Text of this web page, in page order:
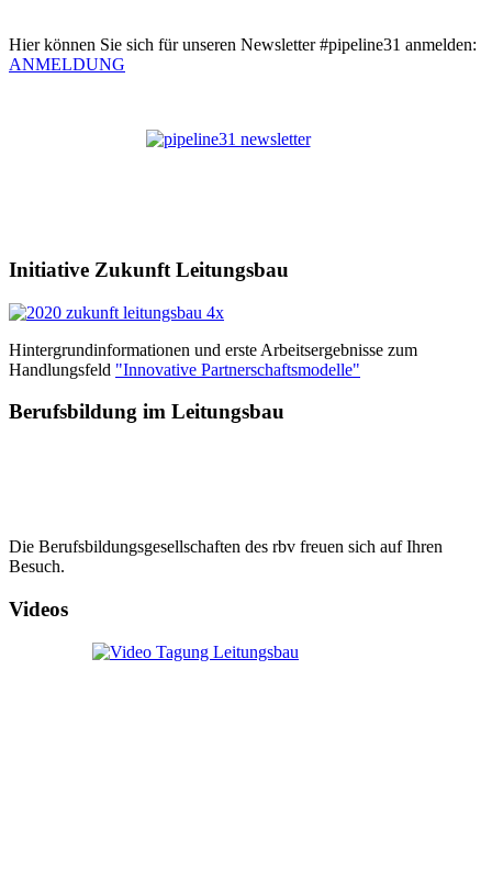
Hier können Sie sich für unseren Newsletter #pipeline31 anmelden:
ANMELDUNG
Initiative Zukunft Leitungsbau
Hintergrundinformationen und erste Arbeitsergebnisse zum
Handlungsfeld "Innovative Partnerschaftsmodelle"
Berufsbildung im Leitungsbau
Die Berufsbildungsgesellschaften des rbv freuen sich auf Ihren
Besuch.
Videos